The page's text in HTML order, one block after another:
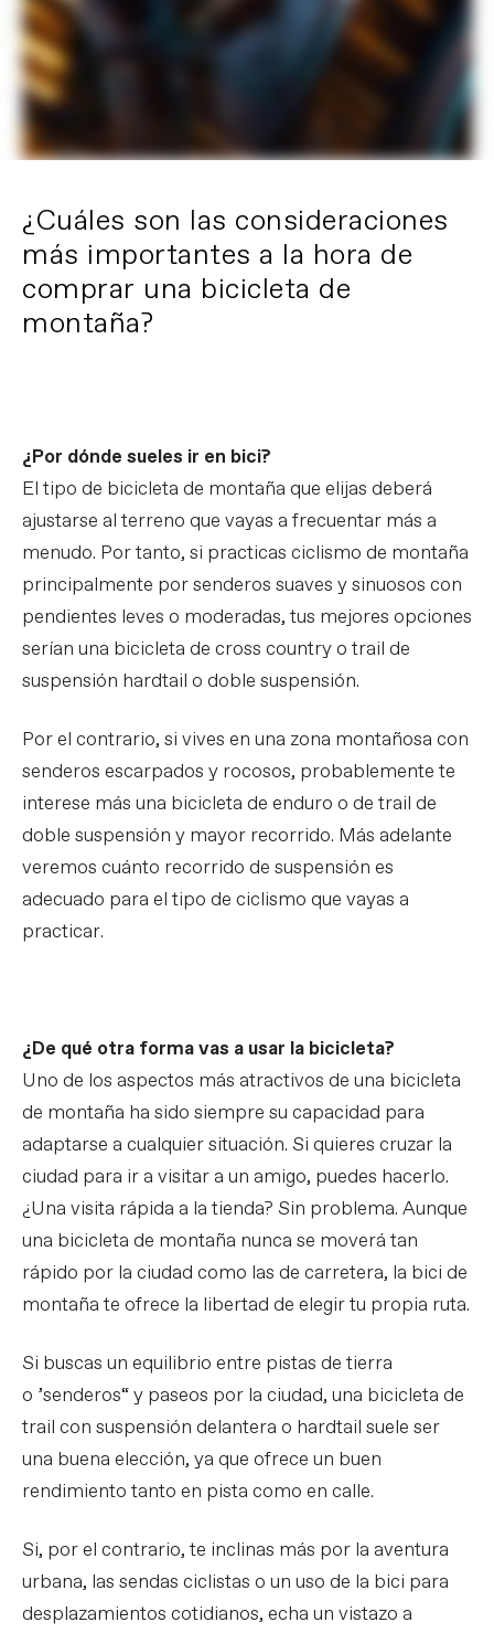
¿Cuáles son las consideraciones
más importantes a la hora de
comprar una bicicleta de
montaña?
¿Por dónde sueles ir en bici?
El tipo de bicicleta de montaña que elijas deberá
ajustarse al terreno que vayas a frecuentar más a
menudo. Por tanto, si practicas ciclismo de montaña
principalmente por senderos suaves y sinuosos con
pendientes leves o moderadas, tus mejores opciones
serían una bicicleta de cross country o trail de
suspensión hardtail o doble suspensión.
Por el contrario, si vives en una zona montañosa con
senderos escarpados y rocosos, probablemente te
interese más una bicicleta de enduro o de trail de
doble suspensión y mayor recorrido. Más adelante
veremos cuánto recorrido de suspensión es
adecuado para el tipo de ciclismo que vayas a
practicar.
¿De qué otra forma vas a usar la bicicleta?
Uno de los aspectos más atractivos de una bicicleta
de montaña ha sido siempre su capacidad para
adaptarse a cualquier situación. Si quieres cruzar la
ciudad para ir a visitar a un amigo, puedes hacerlo.
¿Una visita rápida a la tienda? Sin problema. Aunque
una bicicleta de montaña nunca se moverá tan
rápido por la ciudad como las de carretera, la bici de
montaña te ofrece la libertad de elegir tu propia ruta.
Si buscas un equilibrio entre pistas de tierra
o ’senderos“ y paseos por la ciudad, una bicicleta de
trail con suspensión delantera o hardtail suele ser
una buena elección, ya que ofrece un buen
rendimiento tanto en pista como en calle.
Si, por el contrario, te inclinas más por la aventura
urbana, las sendas ciclistas o un uso de la bici para
desplazamientos cotidianos, echa un vistazo a